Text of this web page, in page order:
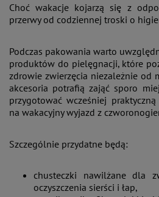
Choć wakacje kojarzą się z
przerwy od codziennej troski o
Podczas pakowania warto
produktów do pielęgnacji, które
zdrowie zwierzęcia niezależnie od
akcesoria potrafią zająć sporo
przygotować wcześniej
na wakacyjny wyjazd z
Szczególnie przydatne będą:
chusteczki nawilżane dla
oczyszczenia sierści i łap,